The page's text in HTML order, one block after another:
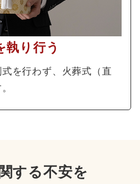
執り行う
を行わず、火葬式（直
する不安を